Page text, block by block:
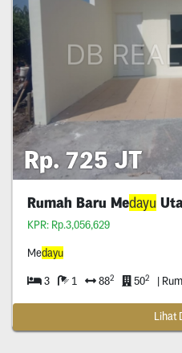
Rp. 725 JT
Rumah Baru Medayu
KPR: Rp.3,056,629
Medayu
3 1 882 502 |
Lihat